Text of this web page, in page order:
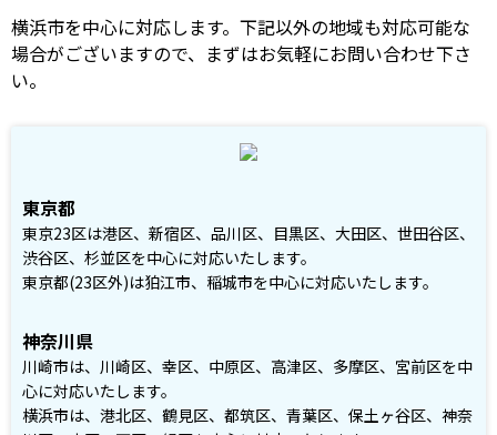
横浜市を中心に対応します。下記以外の地域も対応可能な
場合がございますので、まずはお気軽にお問い合わせ下さ
い。
東京都
東京23区は港区、新宿区、品川区、目黒区、大田区、世田谷区、
渋谷区、杉並区を中心に対応いたします。
東京都(23区外)は狛江市、稲城市を中心に対応いたします。
神奈川県
川崎市は、川崎区、幸区、中原区、高津区、多摩区、宮前区を中
心に対応いたします。
横浜市は、港北区、鶴見区、都筑区、青葉区、保土ヶ谷区、神奈